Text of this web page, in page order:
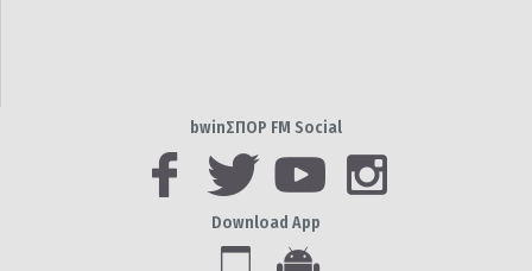
bwinΣΠΟΡ FM Social
Download App